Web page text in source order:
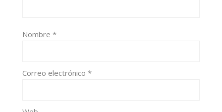
Nombre *
Correo electrónico *